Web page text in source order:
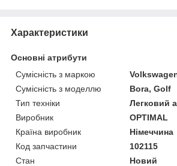
Характеристики
Основні атрибути
Сумісність з маркою
Сумісність з моделлю
Bora, Golf
Тип техніки
Легковий
Виробник
OPTIMAL
Країна виробник
Німеччина
Код запчастини
102115
Стан
Новий